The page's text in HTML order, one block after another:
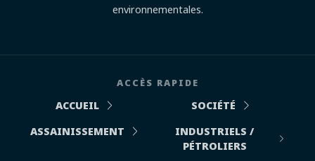
environnementales.
ACCÈS RAPIDE
ACCUEIL
SOCIÉTÉ
ASSAINISSEMENT
INDUSTRIELS /
PÉTROLIERS